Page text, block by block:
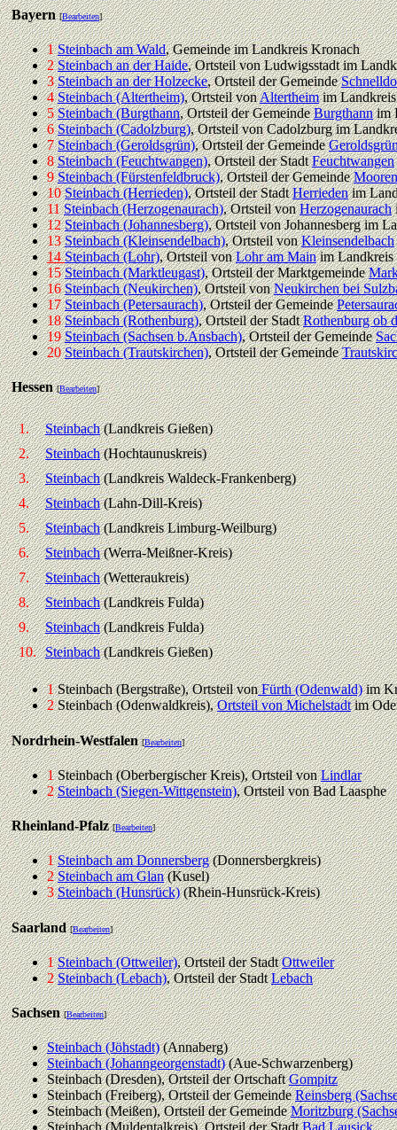
Bayern [Bearbeiten]
1Steinbach am Wald, Gemeinde im Landkreis Kronach
2 Steinbach an der Haide, Ortsteil von Ludwigsstadt im
3 Steinbach an der Holzecke, Ortsteil der Gemeinde
4 Steinbach (Altertheim), Ortsteil vonAltertheimim
5 Steinbach (Burgthann, Ortsteil der GemeindeBurgthannim
6 Steinbach (Cadolzburg), Ortsteil von Cadolzburg im
7 Steinbach (Geroldsgrün), Ortsteil der Gemeinde
8 Steinbach (Feuchtwangen), Ortsteil der StadtFeuchtwangen
9 Steinbach (Fürstenfeldbruck), Ortsteil der Gemeinde
10 Steinbach (Herrieden), Ortsteil der StadtHerriedenim
11 Steinbach (Herzogenaurach), Ortsteil vonHerzogenaurach
12 Steinbach (Johannesberg), Ortsteil von Johannesberg im
13 Steinbach (Kleinsendelbach), Ortsteil vonKleinsendelbach
14Steinbach (Lohr), Ortsteil vonLohr am Mainim Landkreis
15 Steinbach (Marktleugast), Ortsteil der Marktgemeinde
16 Steinbach (Neukirchen), Ortsteil vonNeukirchen bei
17 Steinbach (Petersaurach), Ortsteil der Gemeinde
18 Steinbach (Rothenburg), Ortsteil der StadtRothenburg ob
19 Steinbach (Sachsen b.Ansbach), Ortsteil der Gemeinde
20 Steinbach (Trautskirchen), Ortsteil der Gemeinde
Hessen [Bearbeiten]
1. Steinbach(Landkreis Gießen)
2.
Steinbach(Hochtaunuskreis)
3.
Steinbach(Landkreis Waldeck-Frankenberg)
4.
Steinbach(Lahn-Dill-Kreis)
5.
Steinbach(Landkreis Limburg-Weilburg)
6.
Steinbach(Werra-Meißner-Kreis)
7.
Steinbach(Wetteraukreis)
8.
Steinbach(Landkreis Fulda)
9.
Steinbach(Landkreis Fulda)
10. Steinbach(Landkreis Gießen)
1Steinbach (Bergstraße), Ortsteil vonFürth (Odenwald)im
2Steinbach (Odenwaldkreis),Ortsteil von Michelstadtim
Nordrhein-Westfalen [Bearbeiten]
1Steinbach (Oberbergischer Kreis), Ortsteil vonLindlar
2 Steinbach (Siegen-Wittgenstein), Ortsteil von Bad Laasphe
Rheinland-Pfalz [Bearbeiten]
1 Steinbach am Donnersberg(Donnersbergkreis)
2 Steinbach am Glan(Kusel)
3 Steinbach (Hunsrück)(Rhein-Hunsrück-Kreis)
Saarland [Bearbeiten]
1 Steinbach (Ottweiler), Ortsteil der StadtOttweiler
2 Steinbach (Lebach), Ortsteil der StadtLebach
Sachsen [Bearbeiten]
Steinbach (Jöhstadt)(Annaberg)
Steinbach (Johanngeorgenstadt)(Aue-Schwarzenberg)
Steinbach (Dresden), Ortsteil der OrtschaftGompitz
Steinbach (Freiberg), Ortsteil der GemeindeReinsberg
Steinbach (Meißen), Ortsteil der GemeindeMoritzburg